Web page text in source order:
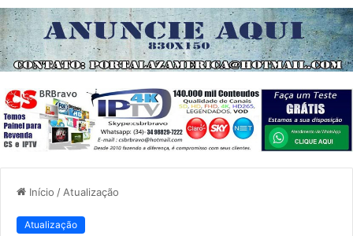
Início / Atualização
Atualização